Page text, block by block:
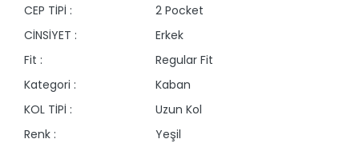
CEP TİPİ :
2 Pocket
CİNSİYET :
Erkek
Fit :
Regular Fit
Kategori :
Kaban
KOL TİPİ :
Uzun Kol
Renk :
Yeşil